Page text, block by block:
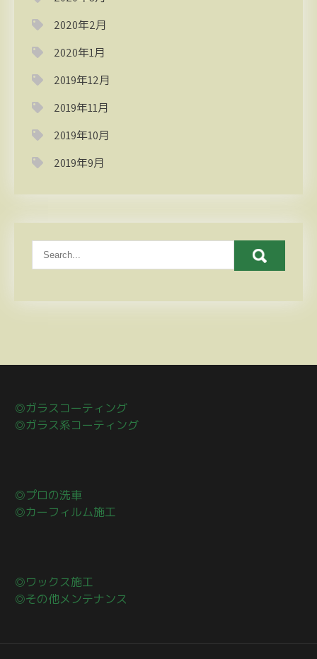
2020年2月
2020年1月
2019年12月
2019年11月
2019年10月
2019年9月
◎ガラスコーティング
◎ガラス系コーティング
◎プロの洗車
◎カーフィルム施工
◎ワックス施工
◎その他メンテナンス